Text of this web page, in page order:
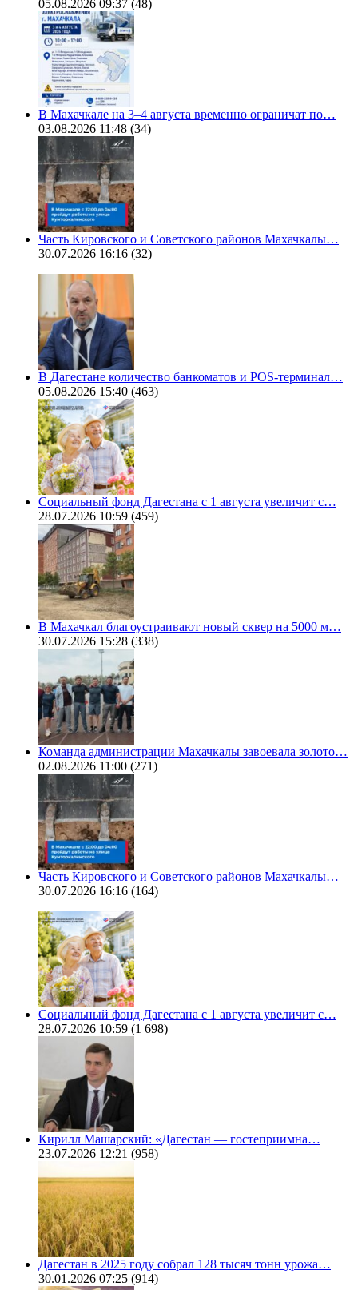
05.08.2026 09:37 (48)
В Махачкале на 3–4 августа временно ограничат по…
03.08.2026 11:48 (34)
Часть Кировского и Советского районов Махачкалы…
30.07.2026 16:16 (32)
В Дагестане количество банкоматов и POS-терминал…
05.08.2026 15:40 (463)
Социальный фонд Дагестана с 1 августа увеличит с…
28.07.2026 10:59 (459)
В Махачкал благоустраивают новый сквер на 5000 м…
30.07.2026 15:28 (338)
Команда администрации Махачкалы завоевала золото…
02.08.2026 11:00 (271)
Часть Кировского и Советского районов Махачкалы…
30.07.2026 16:16 (164)
Социальный фонд Дагестана с 1 августа увеличит с…
28.07.2026 10:59 (1 698)
Кирилл Машарский: «Дагестан — гостеприимна…
23.07.2026 12:21 (958)
Дагестан в 2025 году собрал 128 тысяч тонн урожа…
30.01.2026 07:25 (914)